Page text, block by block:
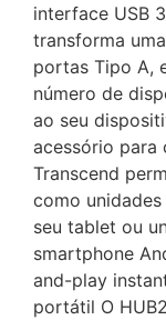
interface USB
transforma
portas Tipo A,
número de
ao seu
acessório para
Transcend
como
seu tablet ou
smartphone
and-play
portátil O